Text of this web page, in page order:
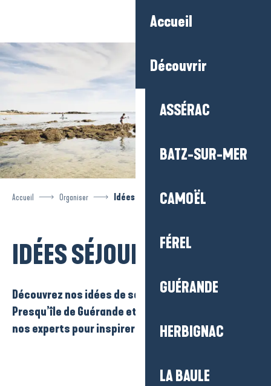
principal
Accueil
Découvrir
ASSÉRAC
BATZ-SUR-MER
CAMOËL
FÉREL
GUÉRANDE
HERBIGNAC
LA BAULE
Accueil Organiser Idées séjour
IDÉES SÉJOUR Ajouter aux favoris
Découvrez nos idées de séjour sur La Baule-
Presqu’île de Guérande et profitez des conseils de
nos experts pour inspirer vos escapades.